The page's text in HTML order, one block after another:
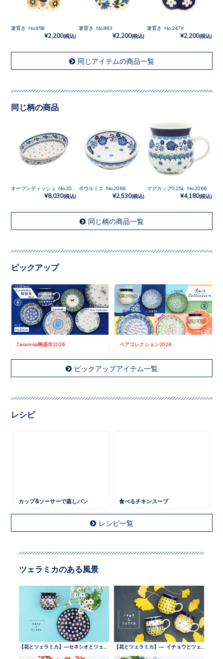
箸置き No.858
¥2,200(税込)
箸置き No.883
¥2,200(税込)
箸置き No.247X
¥2,200(税込)
同じアイテムの商品一覧
同じ柄の商品
¥8,030(税込)
ボウルミニ No.2066
¥2,530(税込)
マグカップ0.25L No.2066
¥4,180(税込)
同じ柄の商品一覧
ピックアップ
Ceramika陶器市2026 ペアコレクション2026
ピックアップアイテム一覧
レシピ
カップ&ソーサーで蒸しパン 食べるチキンスープ
レシピ一覧
ツェラミカのある風景
【花とツェラミカ】—セネシオとツェラミカ — 【花とツェラミカ】— イチョウとツェラミカ —